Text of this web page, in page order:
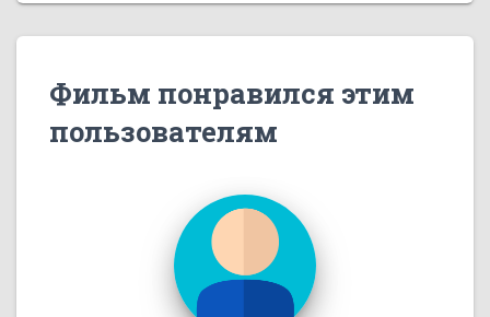
Фильм понравился этим
пользователям